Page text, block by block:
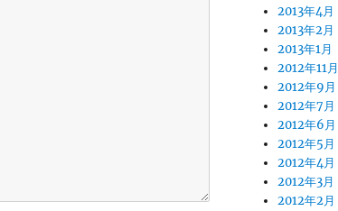
2013年4月
2013年2月
2013年1月
2012年11月
2012年9月
2012年7月
2012年6月
2012年5月
2012年4月
2012年3月
2012年2月